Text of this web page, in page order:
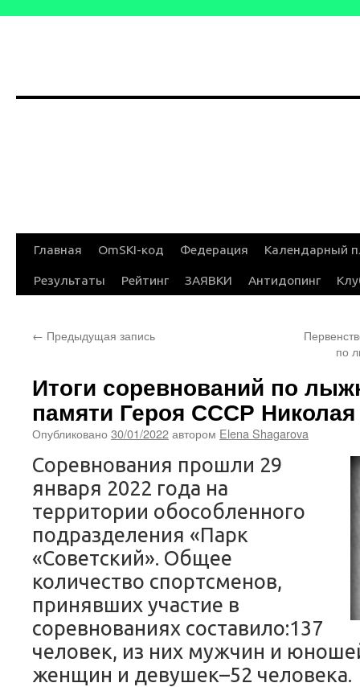
Перейти
Главная OmSKI-код Федерация Календарный
Результаты Рейтинг ЗАЯВКИ Антидопинг
← Предыдущая запись
по
Итоги соревнований по
памяти Героя СССР
Опубликовано 30/01/2022автором Elena Shagarova
Соревнования прошли 29
января 2022 года на
территории обособленного
подразделения «Парк
«Советский». Общее
количество спортсменов,
принявших участие в
соревнованиях составило:137
человек, из них мужчин и
женщин и девушек–52 человека.